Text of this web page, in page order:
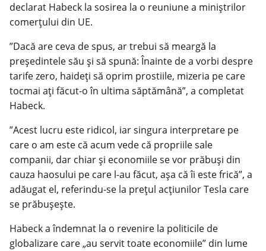
declarat Habeck la sosirea la o reuniune a miniştrilor
comerţului din UE.
”Dacă are ceva de spus, ar trebui să meargă la
preşedintele său şi să spună: Înainte de a vorbi despre
tarife zero, haideţi să oprim prostiile, mizeria pe care
tocmai aţi făcut-o în ultima săptămână”, a completat
Habeck.
”Acest lucru este ridicol, iar singura interpretare pe
care o am este că acum vede că propriile sale
companii, dar chiar şi economiile se vor prăbuşi din
cauza haosului pe care l-au făcut, aşa că îi este frică”, a
adăugat el, referindu-se la preţul acţiunilor Tesla care
se prăbuşeşte.
Habeck a îndemnat la o revenire la politicile de
globalizare care „au servit toate economiile” din lume